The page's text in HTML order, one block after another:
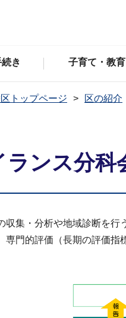
き 子育て・教育
トップページ 区の紹介
ランス分科
収集・分析や地域診断を
専門的評価（長期の評価